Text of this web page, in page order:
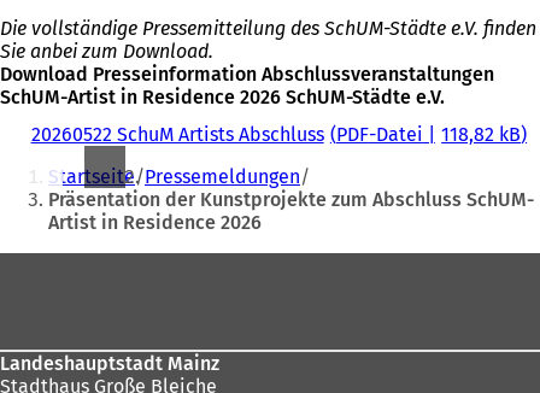
Die vollständige Pressemitteilung des SchUM-Städte e.V. finden
Sie anbei zum Download.
Download Presseinformation Abschlussveranstaltungen
SchUM-Artist in Residence 2026 SchUM-Städte e.V.
20260522 SchuM Artists Abschluss
PDF-Datei 118,82 kB
Sie
befinden
sich
hier:
Startseite Pressemeldungen
Präsentation der Kunstprojekte zum Abschluss SchUM-
Artist in Residence 2026
Landeshauptstadt Mainz
Stadthaus Große Bleiche